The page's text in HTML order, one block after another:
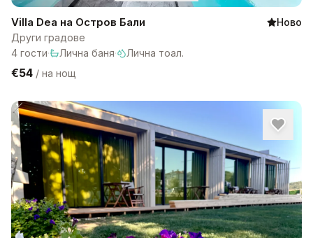
Villa Dea на Остров Бали
Ново
Други градове
4 гости· Лична баня· Лична тоал.
€54 / на нощ